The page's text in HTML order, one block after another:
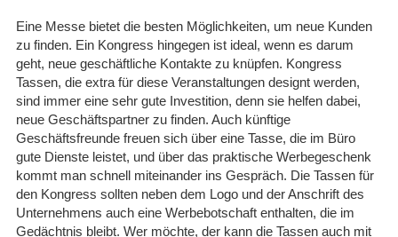
Eine Messe bietet die besten Möglichkeiten, um neue Kunden
zu finden. Ein Kongress hingegen ist ideal, wenn es darum
geht, neue geschäftliche Kontakte zu knüpfen. Kongress
Tassen, die extra für diese Veranstaltungen designt werden,
sind immer eine sehr gute Investition, denn sie helfen dabei,
neue Geschäftspartner zu finden. Auch künftige
Geschäftsfreunde freuen sich über eine Tasse, die im Büro
gute Dienste leistet, und über das praktische Werbegeschenk
kommt man schnell miteinander ins Gespräch. Die Tassen für
den Kongress sollten neben dem Logo und der Anschrift des
Unternehmens auch eine Werbebotschaft enthalten, die im
Gedächtnis bleibt. Wer möchte, der kann die Tassen auch mit